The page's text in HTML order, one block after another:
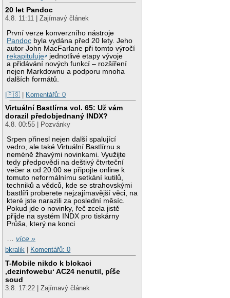
20 let Pandoc
4.8. 11:11 | Zajímavý článek
První verze konverzního nástroje
Pandoc byla vydána před 20 lety. Jeho
autor John MacFarlane při tomto výročí
rekapituluje
jednotlivé etapy vývoje
a přidávání nových funkcí – rozšíření
nejen Markdownu a podporu mnoha
dalších formátů.
|🇵🇸 | Komentářů: 0
Virtuální Bastlírna vol. 65: Už vám
dorazil předobjednaný INDX?
4.8. 00:55 | Pozvánky
Srpen přinesl nejen další spalující
vedro, ale také Virtuální Bastlírnu s
neméně žhavými novinkami. Využijte
tedy předpovědi na deštivý čtvrteční
večer a od 20:00 se připojte online k
tomuto neformálnímu setkání kutilů,
techniků a vědců, kde se strahovskými
bastlíři proberete nejzajímavější věci, na
které jste narazili za poslední měsíc.
Pokud jde o novinky, řeč zcela jistě
přijde na systém INDX pro tiskárny
Průša, který na konci
…více »
bkralik
Komentářů: 0
T-Mobile nikdo k blokaci
‚dezinfowebu‘ AC24 nenutil, píše
soud
3.8. 17:22 | Zajímavý článek